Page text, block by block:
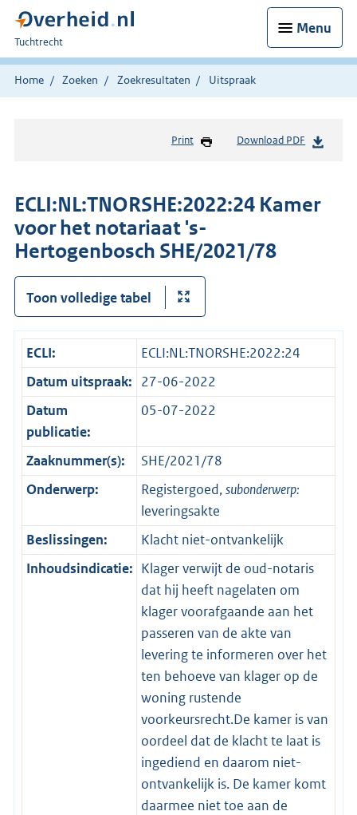
Menu
U
bent
hier:
Tuchtrecht
Home Zoeken Zoekresultaten Uitspraak
Print Download PDF
ECLI:NL:TNORSHE:2022:24 Kamer
voor het notariaat 's-
Hertogenbosch SHE/2021/78
Toon volledige tabel
ECLI:
ECLI:NL:TNORSHE:2022:24
Datum uitspraak: 27-06-2022
Datum
publicatie:
05-07-2022
Zaaknummer(s):
SHE/2021/78
Onderwerp:
Registergoed,subonderwerp:
leveringsakte
Beslissingen:
Klacht niet-ontvankelijk
Inhoudsindicatie: Klager verwijt de oud-notaris
dat hij heeft nagelaten om
klager voorafgaande aan het
passeren van de akte van
levering te informeren over het
ten behoeve van klager op de
woning rustende
voorkeursrecht.De kamer is van
oordeel dat de klacht te laat is
ingediend en daarom niet-
ontvankelijk is. De kamer komt
daarmee niet toe aan de